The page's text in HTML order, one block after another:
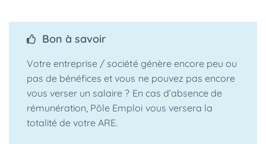
Bon à savoir
Votre entreprise / société génère encore peu ou
pas de bénéfices et vous ne pouvez pas encore
vous verser un salaire ? En cas d’absence de
rémunération, Pôle Emploi vous versera la
totalité de votre ARE.